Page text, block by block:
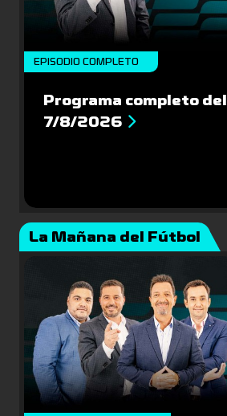
EPISODIO COMPLETO
Programa completo del
7/8/2026
La Mañana del Fútbol